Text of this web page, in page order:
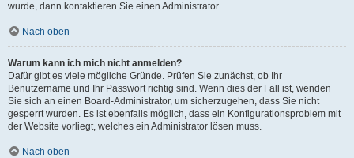
wurde, dann kontaktieren Sie einen Administrator.
Nach oben
Warum kann ich mich nicht anmelden?
Dafür gibt es viele mögliche Gründe. Prüfen Sie zunächst, ob Ihr
Benutzername und Ihr Passwort richtig sind. Wenn dies der Fall ist, wenden
Sie sich an einen Board-Administrator, um sicherzugehen, dass Sie nicht
gesperrt wurden. Es ist ebenfalls möglich, dass ein Konfigurationsproblem mit
der Website vorliegt, welches ein Administrator lösen muss.
Nach oben